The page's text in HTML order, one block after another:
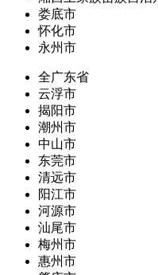
娄底市
怀化市
永州市
全广东省
云浮市
揭阳市
潮州市
中山市
东莞市
清远市
阳江市
河源市
汕尾市
梅州市
惠州市